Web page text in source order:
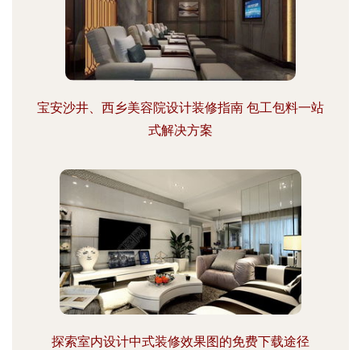
宝安沙井、西乡美容院设计装修指南 包工包料一站
式解决方案
探索室内设计中式装修效果图的免费下载途径